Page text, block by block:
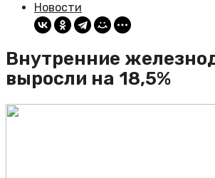
Новости
Внутренние
выросли на 18,5%